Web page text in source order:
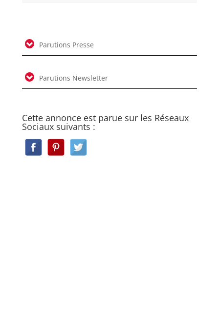
Parutions Presse
Parutions Newsletter
Cette annonce est parue sur les Réseaux
Sociaux suivants :